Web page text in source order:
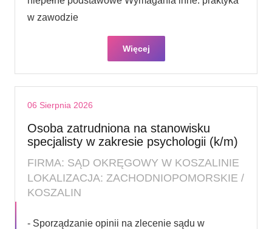
w zawodzie
Więcej
06 Sierpnia 2026
Osoba zatrudniona na stanowisku
specjalisty w zakresie psychologii (k/m)
FIRMA: SĄD OKRĘGOWY W KOSZALINIE
LOKALIZACJA: ZACHODNIOPOMORSKIE /
KOSZALIN
- Sporządzanie opinii na zlecenie sądu w